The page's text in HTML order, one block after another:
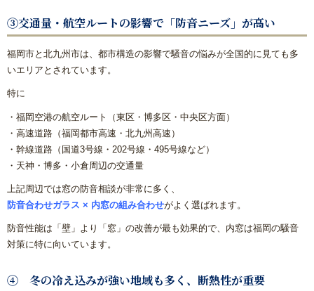
③交通量・航空ルートの影響で「防音ニーズ」が高い
福岡市と北九州市は、都市構造の影響で騒音の悩みが全国的に見ても多
いエリアとされています。
特に
・福岡空港の航空ルート（東区・博多区・中央区方面）
・高速道路（福岡都市高速・北九州高速）
・幹線道路（国道3号線・202号線・495号線など）
・天神・博多・小倉周辺の交通量
上記周辺では窓の防音相談が非常に多く、
防音合わせガラス × 内窓の組み合わせがよく選ばれます。
防音性能は「壁」より「窓」の改善が最も効果的で、内窓は福岡の騒音
対策に特に向いています。
④ 冬の冷え込みが強い地域も多く、断熱性が重要